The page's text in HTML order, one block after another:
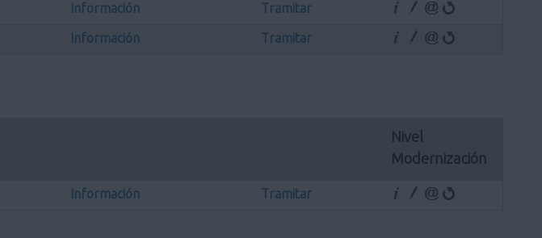
Información Tramitar
Información Tramitar
Nivel
Modernización
Información Tramitar